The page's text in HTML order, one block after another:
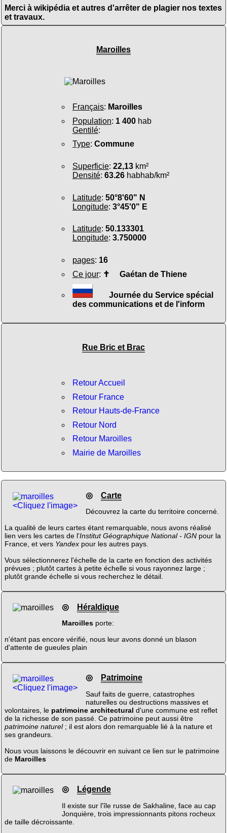
Merci à wikipédia et autres d'arrêter de plagier nos textes
et travaux.
Maroilles
Français: Maroilles
Population: 1 400hab
Gentilé:
Type: Commune
Superficie: 22,13km²
Densité: 63.26habhab/km²
Latitude: 50°8'60" N
Longitude: 3°45'0" E
Latitude: 50.133301
Longitude: 3.750000
pages: 16
Ce jour: ✝ Gaétan de Thiene
Journée du Service spécial
des communications et de l'inform
Rue Bric et Brac
Retour Accueil
Retour France
Retour Hauts-de-France
Retour Nord
Retour Maroilles
Mairie de Maroilles
<Cliquez l'image>
◎ Carte
Découvrez la carte du territoire concerné.
La qualité de leurs cartes étant remarquable, nous avons réalisé
lien vers les cartes de l'Institut Géographique National - IGNpour la
France, et vers Yandexpour les autres pays.
Vous sélectionnerez l'échelle de la carte en fonction des activités
prévues ; plutôt cartes à petite échelle si vous rayonnez large ;
plutôt grande échelle si vous recherchez le détail.
◎ Héraldique
Maroillesporte:
n'étant pas encore vérifié, nous leur avons donné un blason
d'attente de gueules plain
<Cliquez l'image>
◎ Patrimoine
Sauf faits de guerre, catastrophes
naturelles ou destructions massives et
volontaires, le patrimoine architectural d'une commune est reflet
de la richesse de son passé. Ce patrimoine peut aussi être
patrimoine naturel; il est alors don remarquable lié à la nature et
ses grandeurs.
Nous vous laissons le découvrir en suivant ce lien sur le patrimoine
de Maroilles
◎ Légende
Il existe sur l'île russe de Sakhaline, face au cap
Jonquière, trois impressionnants pitons rocheux
de taille décroissante.